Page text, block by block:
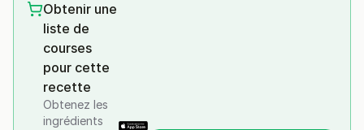
Obtenir une
liste de
courses
pour cette
recette
Obtenez les
ingrédients